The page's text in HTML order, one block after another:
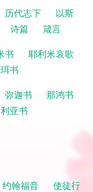
历代志下
以斯
诗篇
箴言
书
耶利米哀歌
书
弥迦书
那鸿书
亚书
约翰福音
使徒行